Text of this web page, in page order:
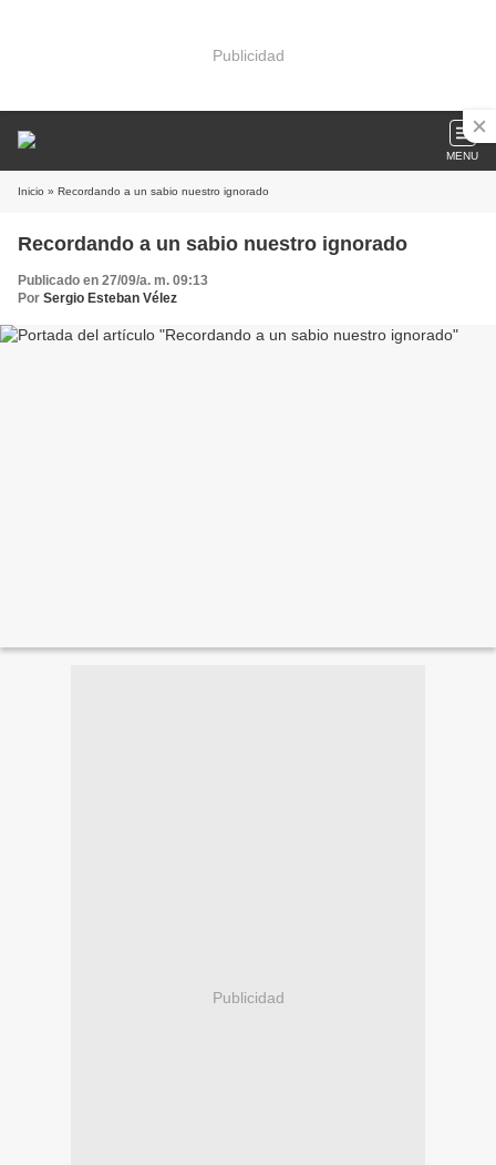
Publicidad
MENU
Inicio » Recordando a un sabio nuestro ignorado
Recordando a un sabio nuestro ignorado
Publicado en 27/09/a. m. 09:13
Por Sergio Esteban Vélez
Publicidad